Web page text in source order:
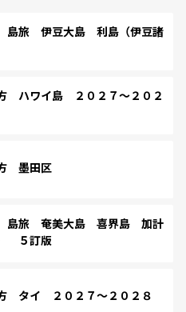
島旅 伊豆大島 利島（伊豆諸
ハワイ島 ２０２７～２０２
墨田区
島旅 奄美大島 喜界島 加計
５訂版
タイ ２０２７～２０２８